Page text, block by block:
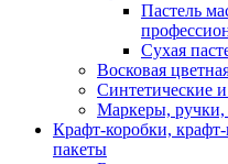
Пастель
Сухая
Восковая
Синтетические
Маркеры, ручки,
Крафт-коробки,
пакеты